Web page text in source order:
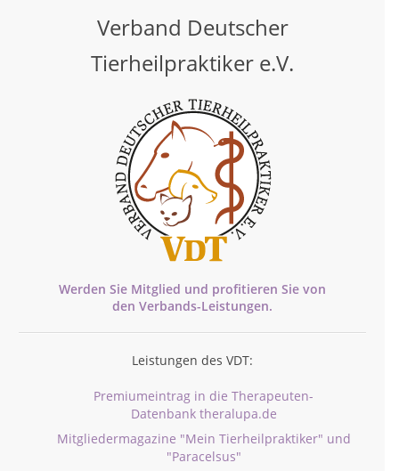
Verband Deutscher
Tierheilpraktiker e.V.
Werden Sie Mitglied und profitieren Sie von
den Verbands-Leistungen.
Leistungen des VDT:
Premiumeintrag in die Therapeuten-
Datenbank theralupa.de
Mitgliedermagazine "Mein Tierheilpraktiker" und
"Paracelsus"